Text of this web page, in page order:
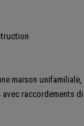
maison
raccordements